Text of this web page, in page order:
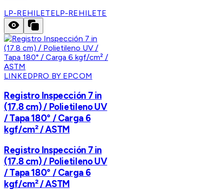
LP-REHILETELP-REHILETE
LINKEDPRO BY EPCOM
Registro Inspección 7 in
(17.8 cm) / Polietileno UV
/ Tapa 180° / Carga 6
kgf/cm² / ASTM
Registro Inspección 7 in
(17.8 cm) / Polietileno UV
/ Tapa 180° / Carga 6
kgf/cm² / ASTM